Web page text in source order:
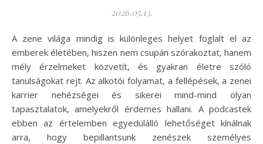
2026.05.13.
A zene világa mindig is különleges helyet foglalt el az
emberek életében, hiszen nem csupán szórakoztat, hanem
mély érzelmeket közvetít, és gyakran életre szóló
tanulságokat rejt. Az alkotói folyamat, a fellépések, a zenei
karrier nehézségei és sikerei mind-mind olyan
tapasztalatok, amelyekről érdemes hallani. A podcastek
ebben az értelemben egyedülálló lehetőséget kínálnak
arra, hogy bepillantsunk zenészek személyes